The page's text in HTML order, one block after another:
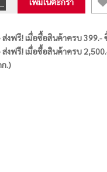
ส่งฟรี! เมื่อซื้อสินค้าครบ 399.-
ส่งฟรี! เมื่อซื้อสินค้าครบ
ก.)